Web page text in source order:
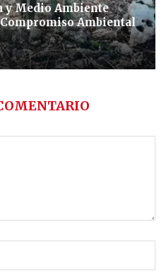
y Medio Ambiente
Ambiental